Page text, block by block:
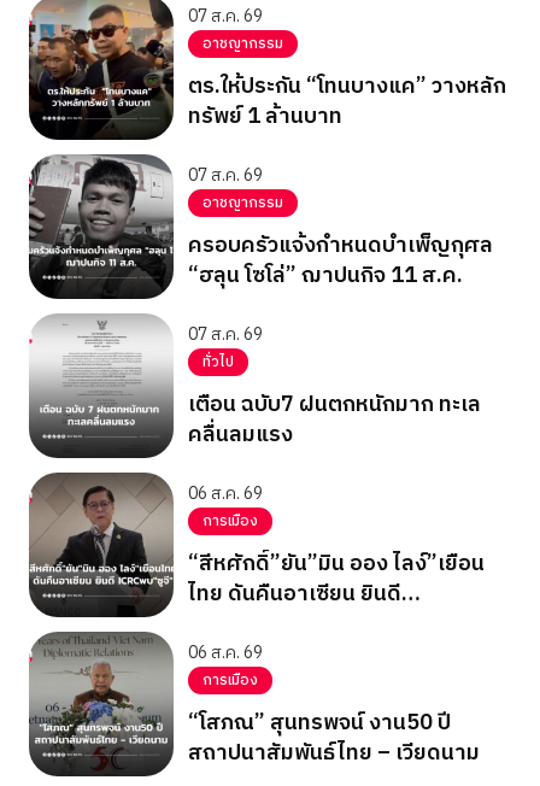
07 ส.ค. 69
อาชญากรรม
ตร.ให้ประกัน “โทนบางแค” วางหลัก
ทรัพย์ 1 ล้านบาท
07 ส.ค. 69
อาชญากรรม
ครอบครัวแจ้งกำหนดบำเพ็ญกุศล
“ฮลุน โซโล่” ฌาปนกิจ 11 ส.ค.
07 ส.ค. 69
ทั่วไป
เตือน ฉบับ7 ฝนตกหนักมาก ทะเล
คลื่นลมแรง
06 ส.ค. 69
การเมือง
“สีหศักดิ์”ยัน”มิน ออง ไลง์”เยือน
ไทย ดันคืนอาเซียน ยินดี
06 ส.ค. 69
การเมือง
“โสภณ” สุนทรพจน์ งาน50 ปี
สถาปนาสัมพันธ์ไทย – เวียดนาม